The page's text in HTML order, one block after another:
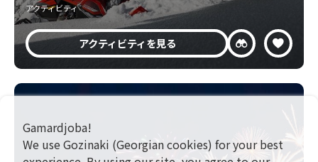
アクティビティ
アクティビティを見る
Gamardjoba!
We use Gozinaki (Georgian cookies) for your best